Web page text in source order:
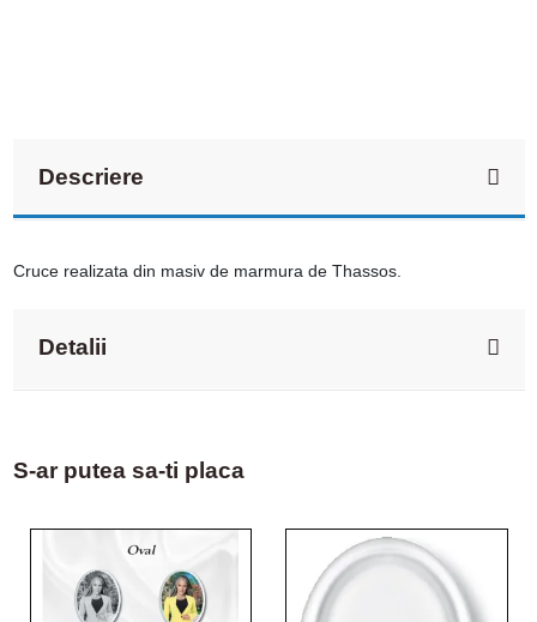
Descriere
Cruce realizata din masiv de marmura de Thassos.
Detalii
S-ar putea sa-ti placa